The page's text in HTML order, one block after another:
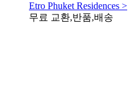
Etro Phuket Residences >
무료 교환,반품,배송